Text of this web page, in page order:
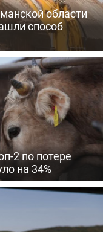
области
способ
2 по потере
на 34%